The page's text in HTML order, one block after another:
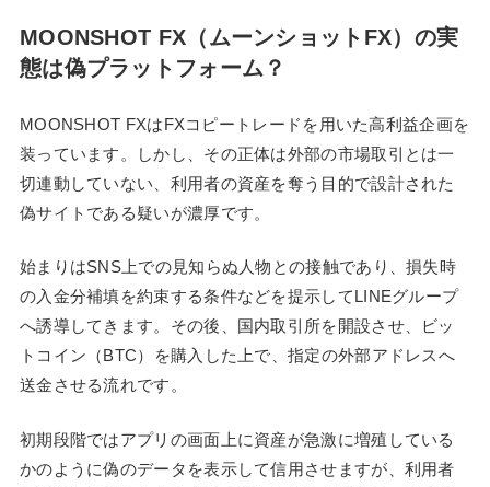
MOONSHOT FX（ムーンショットFX）の実
態は偽プラットフォーム？
MOONSHOT FXはFXコピートレードを用いた高利益企画を
装っています。しかし、その正体は外部の市場取引とは一
切連動していない、利用者の資産を奪う目的で設計された
偽サイトである疑いが濃厚です。
始まりはSNS上での見知らぬ人物との接触であり、損失時
の入金分補填を約束する条件などを提示してLINEグループ
へ誘導してきます。その後、国内取引所を開設させ、ビッ
トコイン（BTC）を購入した上で、指定の外部アドレスへ
送金させる流れです。
初期段階ではアプリの画面上に資産が急激に増殖している
かのように偽のデータを表示して信用させますが、利用者